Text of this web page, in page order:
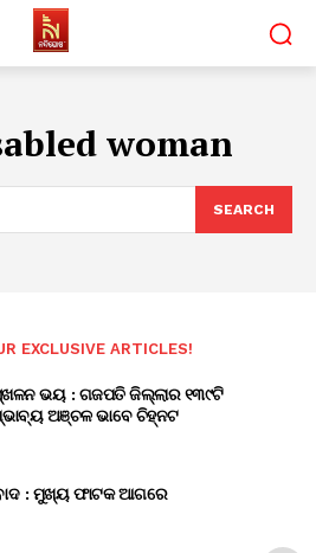
woman
SEARCH
EXCLUSIVE ARTICLES!
ଭୟ : ଗଜପତି ଜିଲ୍ଲାର ୧୩୯ଟି
ଅଞ୍ଚଳ ଭାବେ ଚିହ୍ନଟ
: ମୁଖ୍ୟ ଫାଟକ ଆଗରେ